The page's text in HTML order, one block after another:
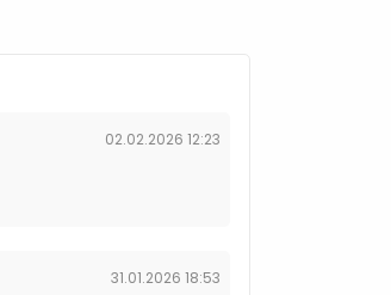
02.02.2026 12:23
31.01.2026 18:53